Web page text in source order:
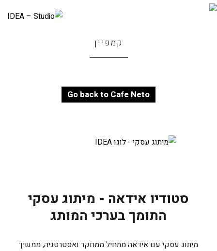
קמפיין
Go back to Cafe Neto
סטודיו אידאה - מיתוג עסקי
התומך בערכי המותג
מיתוג עסקי עם אידאה מתחיל ממחקר ואסטרטגיה, ממשיך